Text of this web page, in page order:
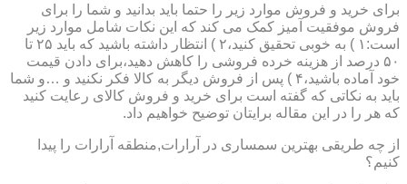
برای خرید و فروش موارد زیر را حتما باید بدانید و شما را برای
فروش موفقیت آمیز کمک می کند که این نکات شامل موارد زیر
است:۱ ) به خوبی تحقیق کنید،۲ ) انتظار داشته باشید که باید ۲۵ تا
۵۰ درصد از هزینه خرده فروشی را کاهش دهید،برای دادن قیمت
خود آماده باشید،۴ ) پس از فروش دیگر به کالا فکر نکنید و …و شما
باید به نکاتی که گفته است برای خرید و فروش کالای رعایت کنید
که هر را در این مقاله برایتان توضیح خواهیم داد.
از چه طریقی بهترین سمساری در آرارات,منطقه آرارات را پیدا
کنیم؟